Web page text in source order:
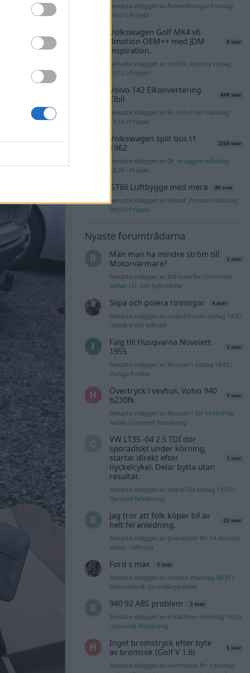
Senaste inlägget av RubenRutegard tisdag
19:47 i Projekt
Volkswagen Golf MK4 v6
4motion OEM++ med JDM
inspiration.
9 svar
Senaste inlägget av Stol3n_Identity tisdag
10:12 i Projekt
Volvo 142 Elkonvertering
Elbil
848 svar
Senaste inlägget av Ev_volvo142 måndag
19:16 i Projekt
Volkswagen split bus t1
1962
2558 svar
Senaste inlägget av Dr_snuggels måndag
18:29 i Projekt
GT86 Luftbygge med mera 80 svar
Senaste inlägget av Rikard_Persson måndag
09:55 i Projekt
Nyaste forumtrådarna
Man man ha mindre ström till
Motorvärmare?
2 svar
Senaste inlägget av BilFixare för 10 timmar
sedan i El- och hybridbilar
Slipa och polera rinningar 4 svar
Senaste inlägget avturboblondie tisdag 14:22
i Bilvård och biltvätt
Fälg till Husqvarna Novolett
1955
2 svar
Senaste inlägget av Mossan1 tisdag 19:42 i
Övriga fordon
Övertryck i vevhus, Volvo 940
b230fk
1 svar
Senaste inlägget av Mossan1 för 19 timmar
sedan i Generell felsökning
VW LT35 -04 2.5 TDI dör
sporadiskt under körning,
startar direkt efter
nyckelcykel. Delar bytta utan
resultat.
1 svar
Senaste inlägget av Jesper328 tisdag 12:52 i
Generell felsökning
Jag tror att folk köper bil av
helt fel anledning.
23 svar
Senaste inlägget av granadadr för 14 minuter
sedan iAllmänt
Ford s max 1 svar
Senaste inlägget av nucken måndag 06:31 i
Motorteknik (Grundläggande)
940 92 ABS problem 2 svar
Senaste inlägget av H-Karlsson måndag 16:23
i Generell felsökning
Inget bromstryck efter byte
av bromsok (Golf V 1.6)
5 svar
Senaste inlägget av Hemmafix för 9 timmar